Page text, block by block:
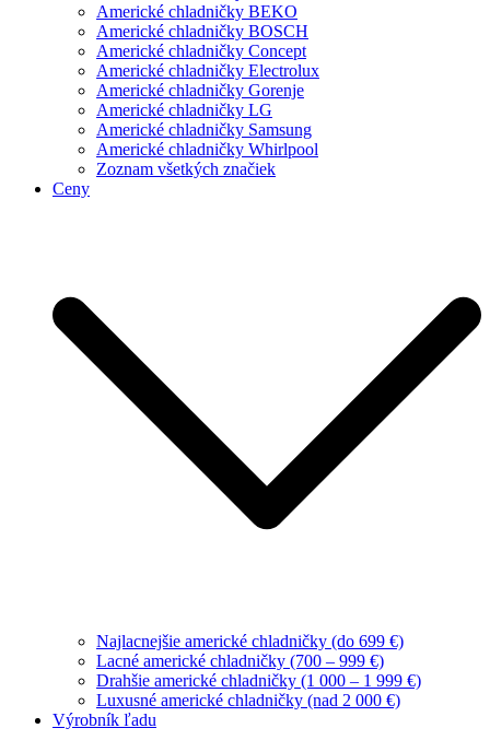
Americké chladničky BEKO
Americké chladničky BOSCH
Americké chladničky Concept
Americké chladničky Electrolux
Americké chladničky Gorenje
Americké chladničky LG
Americké chladničky Samsung
Americké chladničky Whirlpool
Zoznam všetkých značiek
Ceny
Najlacnejšie americké chladničky (do 699 €)
Lacné americké chladničky (700 – 999 €)
Drahšie americké chladničky (1 000 – 1 999 €)
Luxusné americké chladničky (nad 2 000 €)
Výrobník ľadu